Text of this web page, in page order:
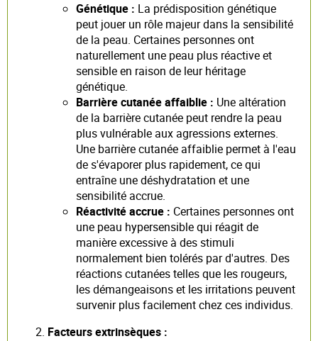
Génétique : La prédisposition génétique
peut jouer un rôle majeur dans la sensibilité
de la peau. Certaines personnes ont
naturellement une peau plus réactive et
sensible en raison de leur héritage
génétique.
Barrière cutanée affaiblie : Une altération
de la barrière cutanée peut rendre la peau
plus vulnérable aux agressions externes.
Une barrière cutanée affaiblie permet à l'eau
de s'évaporer plus rapidement, ce qui
entraîne une déshydratation et une
sensibilité accrue.
Réactivité accrue : Certaines personnes ont
une peau hypersensible qui réagit de
manière excessive à des stimuli
normalement bien tolérés par d'autres. Des
réactions cutanées telles que les rougeurs,
les démangeaisons et les irritations peuvent
survenir plus facilement chez ces individus.
Facteurs extrinsèques :